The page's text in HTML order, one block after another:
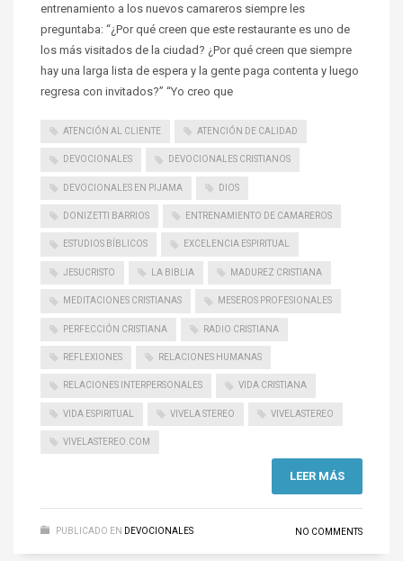
entrenamiento a los nuevos camareros siempre les
preguntaba: “¿Por qué creen que este restaurante es uno de
los más visitados de la ciudad? ¿Por qué creen que siempre
hay una larga lista de espera y la gente paga contenta y luego
regresa con invitados?” “Yo creo que
ATENCIÓN AL CLIENTE ATENCIÓN DE CALIDAD
DEVOCIONALES DEVOCIONALES CRISTIANOS
DEVOCIONALES EN PIJAMA DIOS
DONIZETTI BARRIOS ENTRENAMIENTO DE CAMAREROS
ESTUDIOS BÍBLICOS EXCELENCIA ESPIRITUAL
JESUCRISTO LA BIBLIA MADUREZ CRISTIANA
MEDITACIONES CRISTIANAS MESEROS PROFESIONALES
PERFECCIÓN CRISTIANA RADIO CRISTIANA
REFLEXIONES RELACIONES HUMANAS
RELACIONES INTERPERSONALES VIDA CRISTIANA
VIDA ESPIRITUAL VIVELA STEREO VIVELASTEREO
VIVELASTEREO.COM
LEER MÁS
PUBLICADO EN DEVOCIONALES NO COMMENTS